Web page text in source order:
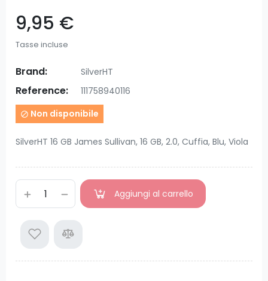
9,95 €
Tasse incluse
Brand: SilverHT
Reference: 111758940116
 Non disponibile
SilverHT 16 GB James Sullivan, 16 GB, 2.0, Cuffia, Blu, Viola
Aggiungi al carrello